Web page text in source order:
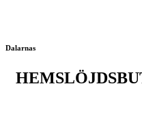
Dalarnas